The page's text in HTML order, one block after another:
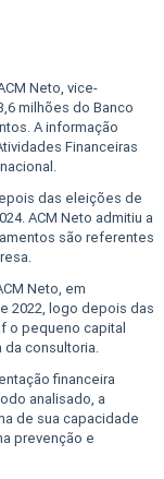
Neto, vice-
milhões do Banco
A informação
Financeiras
das eleições de
ACM Neto admitiu a
são referentes
Neto, em
2022, logo depois das
o pequeno capital
da consultoria.
financeira
analisado, a
de sua capacidade
prevenção e